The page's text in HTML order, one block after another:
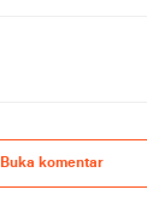
Buka komentar